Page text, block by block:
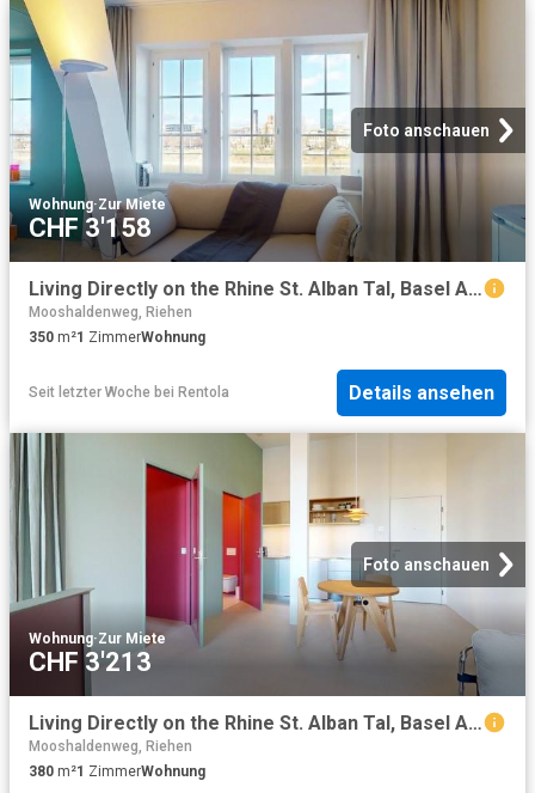
Foto anschauen
Wohnung·Zur Miete
CHF 3'158
Living Directly on the Rhine St. Alban Tal, Basel Amsterdam Apartments for Rent
Mooshaldenweg, Riehen
350 m²1 ZimmerWohnung
Seit letzter Woche bei Rentola Details ansehen
Foto anschauen
Wohnung·Zur Miete
CHF 3'213
Living Directly on the Rhine St. Alban Tal, Basel Amsterdam Apartments for Rent
Mooshaldenweg, Riehen
380 m²1 ZimmerWohnung